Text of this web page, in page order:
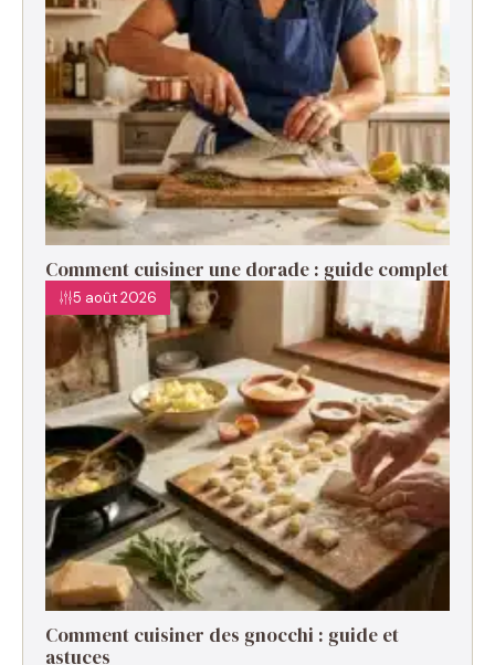
Comment cuisiner une dorade : guide complet
5 août 2026
Comment cuisiner des gnocchi : guide et
astuces